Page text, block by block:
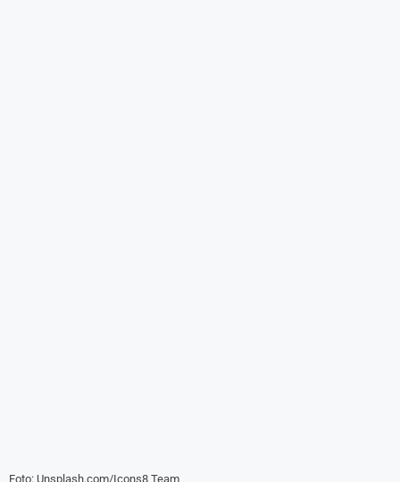
Foto: Unsplash.com/Icons8 Team